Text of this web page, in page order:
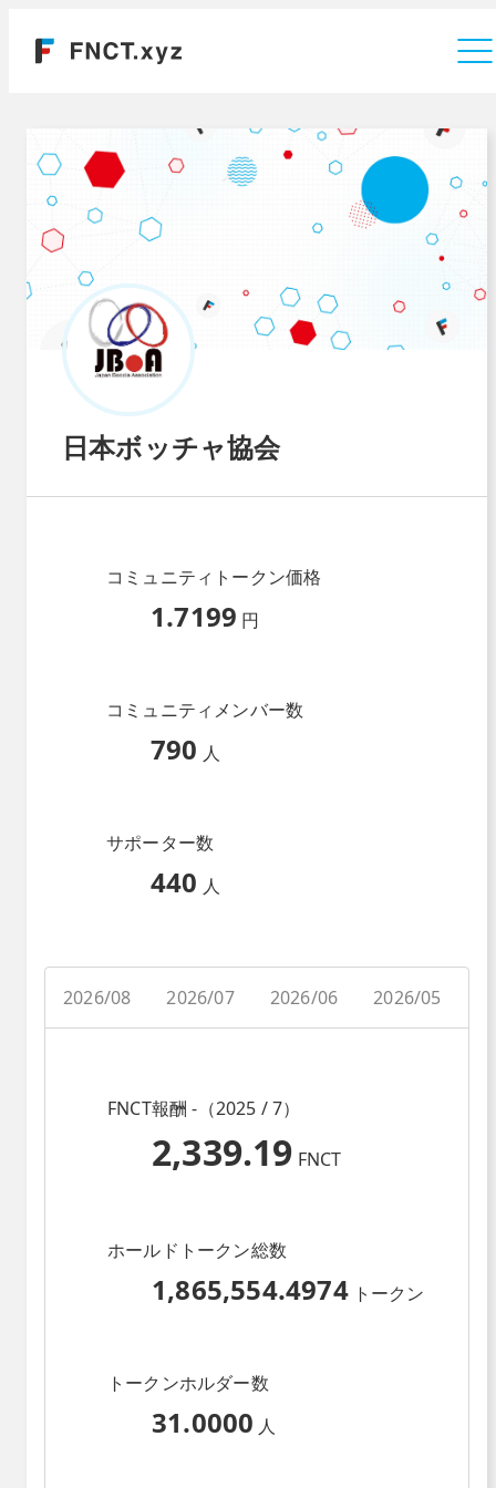
日本ボッチャ協会
コミュニティトークン価格
1.7199 円
コミュニティメンバー数
790 人
サポーター数
440 人
2026/08 2026/07 2026/06 2026/05
FNCT報酬 -（2025 / 7）
2,339.19 FNCT
ホールドトークン総数
1,865,554.4974 トークン
トークンホルダー数
31.0000 人